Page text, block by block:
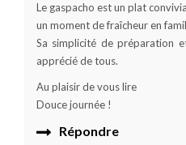
Le gaspacho est un plat
un moment de fraîcheur en
Sa simplicité de préparation
apprécié de tous.
Au plaisir de vous lire
Douce journée !
Répondre